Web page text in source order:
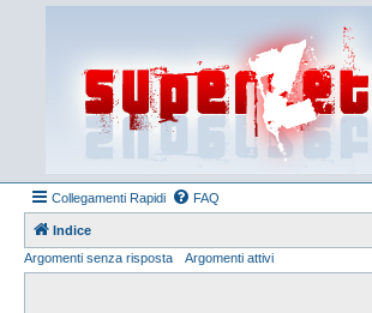
Collegamenti Rapidi FAQ
Indice
Argomenti senza risposta
Argomenti attivi